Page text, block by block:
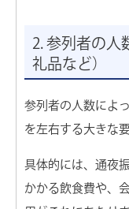
会社概要
お知らせ
2. 参列者の人
礼品など）
参列者の人数によ
を左右する大きな要
具体的には、通夜
かかる飲食費や、